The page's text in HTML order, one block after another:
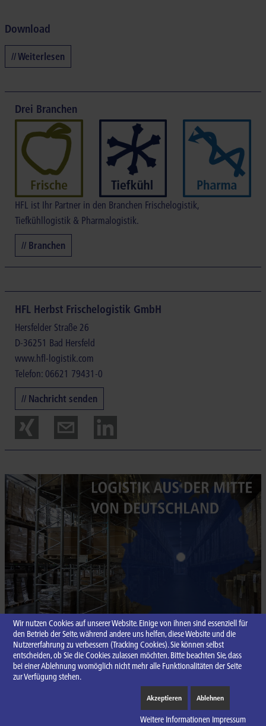
Download
// Weiterlesen
Drei Branchen
HFL ist Ihr Partner in den Branchen Frischelogistik,
Tiefkühllogistik & Pharmalogistik.
// Branchen
HFL Herbst Frischelogistik GmbH
Hersfelder Straße 26
D-36251 Bad Hersfeld
www.hfl-logistik.com
Telefon: 06621 79431-0
// Nachricht senden
Impressum
Datenschutz
Kontakt
Wir nutzen Cookies auf unserer Website. Einige von ihnen sind essenziell für
den Betrieb der Seite, während andere uns helfen, diese Website und die
Nutzererfahrung zu verbessern (Tracking Cookies). Sie können selbst
entscheiden, ob Sie die Cookies zulassen möchten. Bitte beachten Sie, dass
bei einer Ablehnung womöglich nicht mehr alle Funktionalitäten der Seite
zur Verfügung stehen.
Akzeptieren Ablehnen
Weitere Informationen Impressum